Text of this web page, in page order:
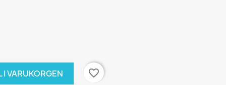
I VARUKORGEN favorite_border